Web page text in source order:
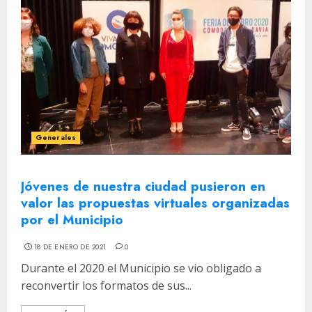
Generales
Jóvenes de nuestra ciudad pusieron en
valor las propuestas virtuales organizadas
por el Municipio
18 DE ENERO DE 2021 0
Durante el 2020 el Municipio se vio obligado a
reconvertir los formatos de sus...